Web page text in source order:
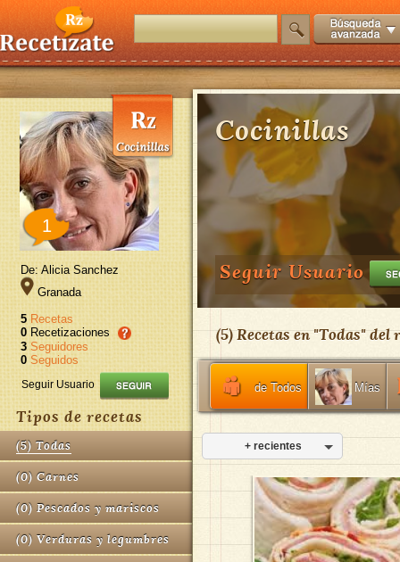
1
De: Alicia Sanchez
Granada
5 Recetas
0 Recetizaciones
3 Seguidores
0 Seguidos
Seguir Usuario
Tipos de recetas
(5) Todas
(0) Carnes
(0) Pescados y mariscos
(0) Verduras y legumbres
Cocinillas
Seguir Usuario
(5) Recetas en "Todas" del
de Todos Mías
+ recientes